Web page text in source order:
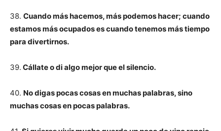
38. Cuando más hacemos, más podemos hacer; cuando
estamos más ocupados es cuando tenemos más tiempo
para divertirnos.
39. Cállate o di algo mejor que el silencio.
40. No digas pocas cosas en muchas palabras, sino
muchas cosas en pocas palabras.